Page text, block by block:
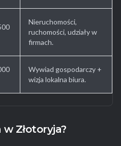
Nieruchomości,
ruchomości, udziały w
firmach.
Wywiad gospodarczy +
wizja lokalna biura.
Złotoryja?